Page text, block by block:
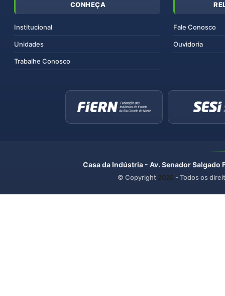
CONHEÇA
Institucional
Unidades
Trabalhe Conosco
Fale Conosco
Ouvidoria
Casa da Indústria - Av. Senador
© Copyright 2026 - Todos os